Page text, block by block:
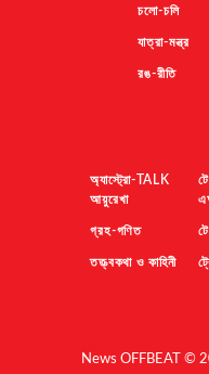
চলো-চলি
যাত্রা-মন্ত্র
রঙ-রীতি
অ্যাস্ট্রো-TALK
আয়ুরেখা
গ্রহ-গণিত
তত্ত্বকথা ও কাহিনী
News OFFBEAT ©